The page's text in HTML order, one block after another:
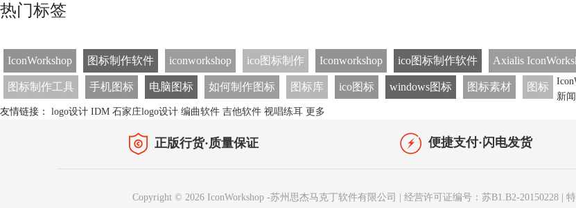
热门标签
IconWorkshop 图标制作软件 iconworkshop ico图标制作 Iconworkshop ico图标制作软件 Axialis
图标制作工具 手机图标 电脑图标 如何制作图标 图标库 ico图标 windows图标 图标素材 图标
新闻
友情链接： logo设计 IDM 石家庄logo设计 编曲软件 吉他软件 视唱练耳 更多
正版行货·质量保证 便捷支付·闪电发货
Copyright © 2026 IconWorkshop -苏州思杰马克丁软件有限公司 经营许可证编号：苏B1.B2-20150228|